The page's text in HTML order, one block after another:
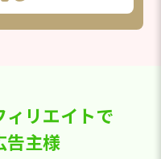
ィリエイトで
告主様